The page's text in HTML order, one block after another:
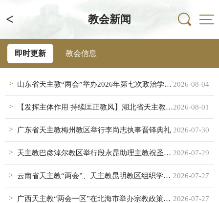
< 教会新闻
即时更新 教会信息
2026-08-04
山东省天主教“两会”举办2026年第七次政治学习会暨天主教礼仪中国化培训班
2026-08-01
【发挥主体作用 持续匡正教风】湖北省天主教界：坚持全面从严治教 推进天主教中国化
2026-07-30
广东省天主教梅州教区举行李尚志执事晋铎典礼
2026-07-29
天主教巴彦淖尔教区举行段永昆助理主教祝圣典礼
2026-07-27
云南省天主教“两会”、天主教昆明教区组织学习《中华人民共和国民族团结进步促进法》
2026-07-27
广西天主教“两会一区”在北海市举办宗教政策法规培训班